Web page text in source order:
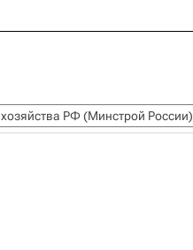
РФ (Минстрой России)